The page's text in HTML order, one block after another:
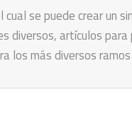
se puede crear un
diversos, artículos
los más diversos